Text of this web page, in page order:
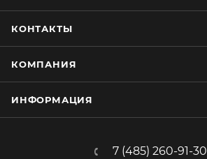
КОНТАКТЫ
КОМПАНИЯ
ИНФОРМАЦИЯ
7 (485) 260-91-30